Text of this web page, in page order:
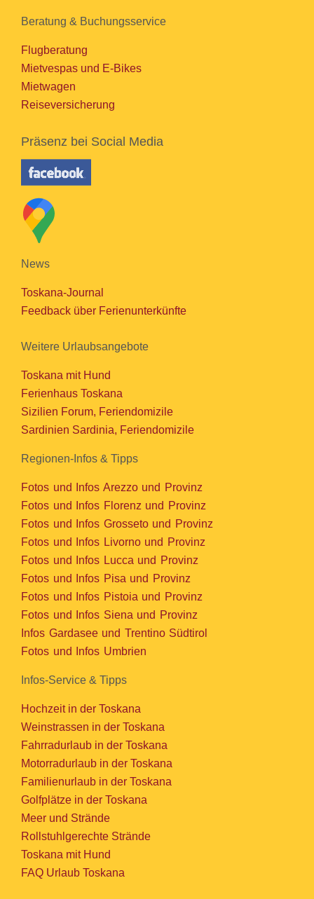
Beratung & Buchungsservice
Flugberatung
Mietvespas und E-Bikes
Mietwagen
Reiseversicherung
Präsenz bei Social Media
News
Toskana-Journal
Feedback über Ferienunterkünfte
Weitere Urlaubsangebote
Toskana mit Hund
Ferienhaus Toskana
Sizilien Forum, Feriendomizile
Sardinien Sardinia, Feriendomizile
Regionen-Infos & Tipps
Fotos und Infos Arezzo und Provinz
Fotos und Infos Florenz und Provinz
Fotos und Infos Grosseto und Provinz
Fotos und Infos Livorno und Provinz
Fotos und Infos Lucca und Provinz
Fotos und Infos Pisa und Provinz
Fotos und Infos Pistoia und Provinz
Fotos und Infos Siena und Provinz
Infos Gardasee und Trentino Südtirol
Fotos und Infos Umbrien
Infos-Service & Tipps
Hochzeit in der Toskana
Weinstrassen in der Toskana
Fahrradurlaub in der Toskana
Motorradurlaub in der Toskana
Familienurlaub in der Toskana
Golfplätze in der Toskana
Meer und Strände
Rollstuhlgerechte Strände
Toskana mit Hund
FAQ Urlaub Toskana